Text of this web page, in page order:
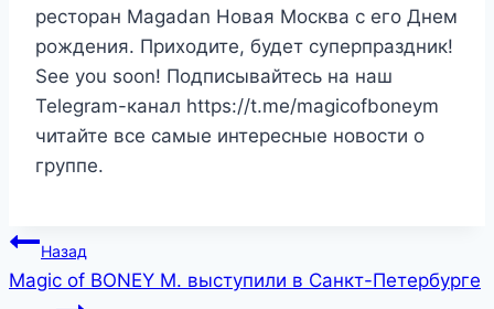
ресторан Мagadan Новая Москва с его Днем
рождения. Приходите, будет суперпраздник!
See you soon! Подписывайтесь на наш
Telegram-канал https://t.me/magicofboneym
читайте все самые интересные новости о
группе.
Назад
Magic of BONEY M. выступили в Санкт-Петербурге